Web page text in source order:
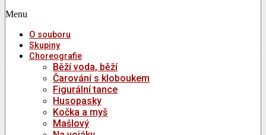
Menu
O souboru
Skupiny
Choreografie
Běží voda, běží
Čarování s kloboukem
Figurální tance
Husopasky
Kočka a myš
Mašlový